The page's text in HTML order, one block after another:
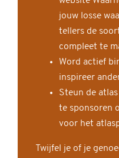
jouw losse
tellers de
compleet te
Word actief
inspireer
Steun de
te sponsoren
voor het
Twijfel je of je